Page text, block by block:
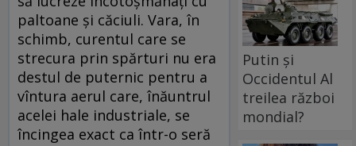
paltoane și căciuli. Vara, în
schimb, curentul care se
strecura prin spărturi nu era
destul de puternic pentru a
vîntura aerul care, înăuntrul
acelei hale industriale, se
încingea exact ca într-o seră
Putin și
Occidentul Al
treilea război
mondial?